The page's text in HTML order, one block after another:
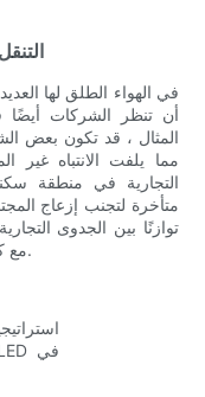
أن تنظر الشركات أيضًا
المثال ، قد تكون بعض
مما يلفت الانتباه غير
التجارية في منطقة
متأخرة لتجنب إزعاج
توازنًا بين الجدوى
مع كل من قيمها وقيم المجتمعات التي تعمل فيها.